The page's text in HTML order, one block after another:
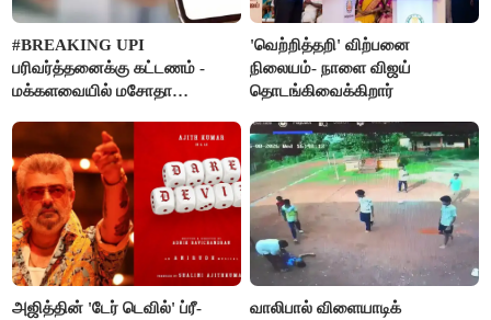
#BREAKING UPI
பரிவர்த்தனைக்கு கட்டணம் -
மக்களவையில் மசோதா
'வெற்றித்தறி' விற்பனை
நிலையம்- நாளை விஜய்
தொடங்கிவைக்கிறார்
அஜித்தின் 'டேர் டெவில்' ப்ரீ-
வாலிபால் விளையாடிக்